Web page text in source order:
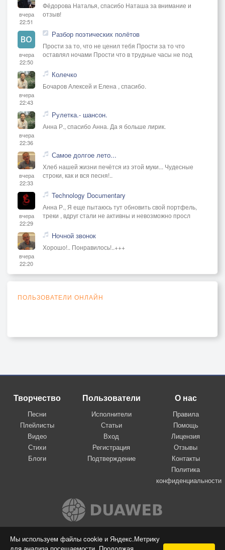
Мы используем файлы cookie и Яндекс.Метрику
вчера
22:51
Фёдорова Наталья, спасибо Наташа за внимание и
отзыв!
вчера
22:50
Разбор поэтических полётов
Прости за то, что не ценил тебя Прости за то что
оставлял ночами Прости что в трудные часы не под
вчера
22:43
Колечко
Бочаров Алексей и Елена , спасибо.
вчера
22:36
Рулетка.- шансон.
Анна Р., спасибо Анна. Да я больше лирик.
вчера
22:33
Самое долгое лето...
Хлеб нашей жизни печётся из этой муки... Чудесные
строки, как и вся песня!..
вчера
22:29
Technology Documentary
Анна Р., Я еще пытаюсь тут обновить свой портфель,
треки , вдруг стали не активны и невозможно просл
вчера
22:20
Ночной звонок
Хорошо!.. Понравилось!..+++
ПОЛЬЗОВАТЕЛИ ОНЛАЙН
Творчество
Песни
Плейлисты
Видео
Стихи
Блоги
Пользователи
Исполнители
Статьи
Вход
Регистрация
Подтверждение
О нас
Правила
Помощь
Лицензия
Отзывы
Контакты
Политика
конфиденциальности
Вконтакте